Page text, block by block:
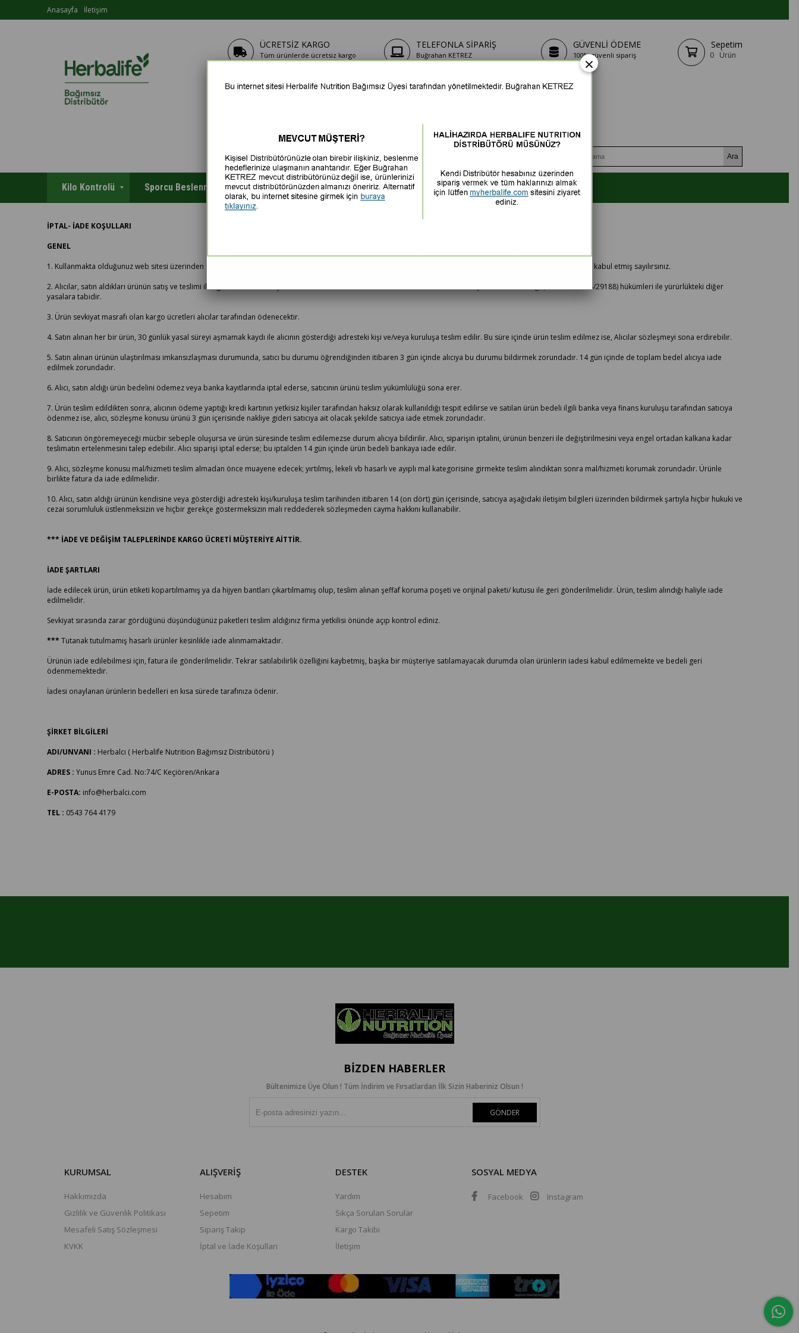
ÜCRETSIZ KARGO
Tüm ürünlerde ücretsiz kargo
TELEFONLA SIPARIŞ
Buğrahan KETREZ
Tel : 0543 764 4179
Adres: İncirli Mah. Sezgin Cd. No:16/2
Keçiören/Ankara
GÜVENLİ ÖDEME
100% güvenli sipariş
Anasayfa İletişim
Sepetim
0 Ürün
Kilo Kontrolü Sporcu Beslenmesi Kişisel Bakım Shakerlar Kilo Kontrol Setleri Blog
İPTAL- İADE KOŞULLARI
GENEL
1. Kullanmakta olduğunuz web sitesi üzerinden elektronik ortamda sipariş verdiğiniz taktirde, size sunulan ön bilgilendirme formunu ve mesafeli satış sözleşmesini kabul etmiş sayılırsınız.
2. Alıcılar, satın aldıkları ürünün satış ve teslimi ile ilgili olarak 6502 sayılı Tüketicinin Korunması Hakkında Kanun ve Mesafeli Sözleşmeler Yönetmeliği (RG:27.11.2014/29188) hükümleri ile yürürlükteki diğer
yasalara tabidir.
3. Ürün sevkiyat masrafı olan kargo ücretleri alıcılar tarafından ödenecektir.
4. Satın alınan her bir ürün, 30 günlük yasal süreyi aşmamak kaydı ile alıcının gösterdiği adresteki kişi ve/veya kuruluşa teslim edilir. Bu süre içinde ürün teslim edilmez ise, Alıcılar sözleşmeyi sona erdirebilir.
5. Satın alınan ürünün ulaştırılması imkansızlaşması durumunda, satıcı bu durumu öğrendiğinden itibaren 3 gün içinde alıcıya bu durumu bildirmek zorundadır. 14 gün içinde de toplam bedel alıcıya iade
edilmek zorundadır.
6. Alıcı, satın aldığı ürün bedelini ödemez veya banka kayıtlarında iptal ederse, satıcının ürünü teslim yükümlülüğü sona erer.
7. Ürün teslim edildikten sonra, alıcının ödeme yaptığı kredi kartının yetkisiz kişiler tarafından haksız olarak kullanıldığı tespit edilirse ve satılan ürün bedeli ilgili banka veya finans kuruluşu tarafından satıcıya
ödenmez ise, alıcı, sözleşme konusu ürünü 3 gün içerisinde nakliye gideri satıcıya ait olacak şekilde satıcıya iade etmek zorundadır.
8. Satıcının öngöremeyeceği mücbir sebeple oluşursa ve ürün süresinde teslim edilemezse durum alıcıya bildirilir. Alıcı, siparişin iptalini, ürünün benzeri ile değiştirilmesini veya engel ortadan kalkana kadar
teslimatın ertelenmesini talep edebilir. Alıcı siparişi iptal ederse; bu iptalden 14 gün içinde ürün bedeli bankaya iade edilir.
9. Alıcı, sözleşme konusu mal/hizmeti teslim almadan önce muayene edecek; yırtılmış, lekeli vb hasarlı ve ayıplı mal kategorisine girmekte teslim alındıktan sonra mal/hizmeti korumak zorundadır. Ürünle
birlikte fatura da iade edilmelidir.
10. Alıcı, satın aldığı ürünün kendisine veya gösterdiği adresteki kişi/kuruluşa teslim tarihinden itibaren 14 (on dört) gün içerisinde, satıcıya aşağıdaki iletişim bilgileri üzerinden bildirmek şartıyla hiçbir hukuki ve
cezai sorumluluk üstlenmeksizin ve hiçbir gerekçe göstermeksizin malı reddederek sözleşmeden cayma hakkını kullanabilir.
*** İADE VE DEĞİŞİM TALEPLERİNDE KARGO ÜCRETİ MÜŞTERİYE AİTTİR.
İADE ŞARTLARI
İade edilecek ürün, ürün etiketi kopartılmamış ya da hijyen bantları çıkartılmamış olup, teslim alınan şeffaf koruma poşeti ve orijinal paketi/ kutusu ile geri gönderilmelidir. Ürün, teslim alındığı haliyle iade
edilmelidir.
Sevkiyat sırasında zarar gördüğünü düşündüğünüz paketleri teslim aldığınız firma yetkilisi önünde açıp kontrol ediniz.
*** Tutanak tutulmamış hasarlı ürünler kesinlikle iade alınmamaktadır.
Ürünün iade edilebilmesi için, fatura ile gönderilmelidir. Tekrar satılabilirlik özelliğini kaybetmiş, başka bir müşteriye satılamayacak durumda olan ürünlerin iadesi kabul edilmemekte ve bedeli geri
ödenmemektedir.
İadesi onaylanan ürünlerin bedelleri en kısa sürede tarafınıza ödenir.
ŞİRKET BİLGİLERİ
ADI/UNVANI : Herbalcı ( Herbalife Nutrition Bağımsız Distribütörü )
ADRES : Yunus Emre Cad. No:74/C Keçiören/Ankara
E-POSTA: info@herbalci.com
TEL : 0543 764 4179
BIZDEN HABERLER
Bültenimize Üye Olun ! Tüm İndirim ve Fırsatlardan İlk Sizin Haberiniz Olsun !
GÖNDER
KURUMSAL
Hakkımızda
Gizlilik ve Güvenlik Politikası
Mesafeli Satış Sözleşmesi
KVKK
ALIŞVERİŞ
Hesabım
Sepetim
Sipariş Takip
İptal ve İade Koşulları
DESTEK
Yardım
Sıkça Sorulan Sorular
Kargo Takibi
İletişim
SOSYAL MEDYA
Facebook Instagram
×